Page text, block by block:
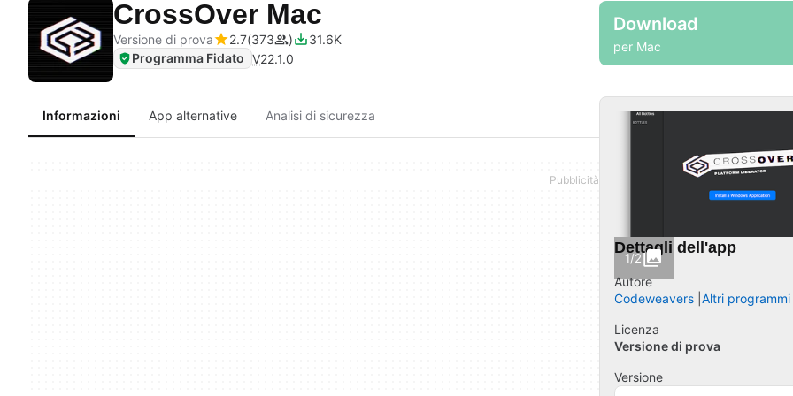
CrossOver Mac
Versione di prova 2.7 373
31.6K
Programma Fidato V22.1.0
Download
per Mac
Informazioni App alternative Analisi di sicurezza
1/2
Dettagli dell'app
Autore
Codeweavers Altri
Licenza
Versione di prova
Versione